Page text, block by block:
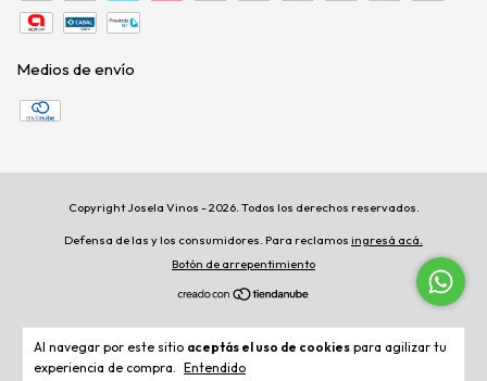
Al navegar por este sitio aceptás el uso de cookies para agilizar tu
experiencia de compra. Entendido
Medios de envío
Copyright Josela Vinos - 2026. Todos los derechos reservados.
Defensa de las y los consumidores. Para reclamos ingresá acá.
Botón de arrepentimiento